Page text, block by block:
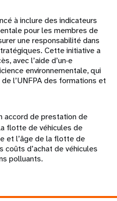
à inclure des indicateurs
pour les membres de
une responsabilité dans
Cette initiative a
avec l’aide d’un·e
environnementale, qui
l’UNFPA des formations et
accord de prestation de
flotte de véhicules de
et l’âge de la flotte de
coûts d’achat de véhicules
polluants.